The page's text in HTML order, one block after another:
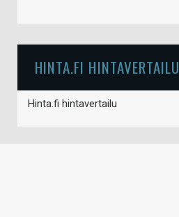
HINTA.FI HINTAVERTAILU
Hinta.fi hintavertailu